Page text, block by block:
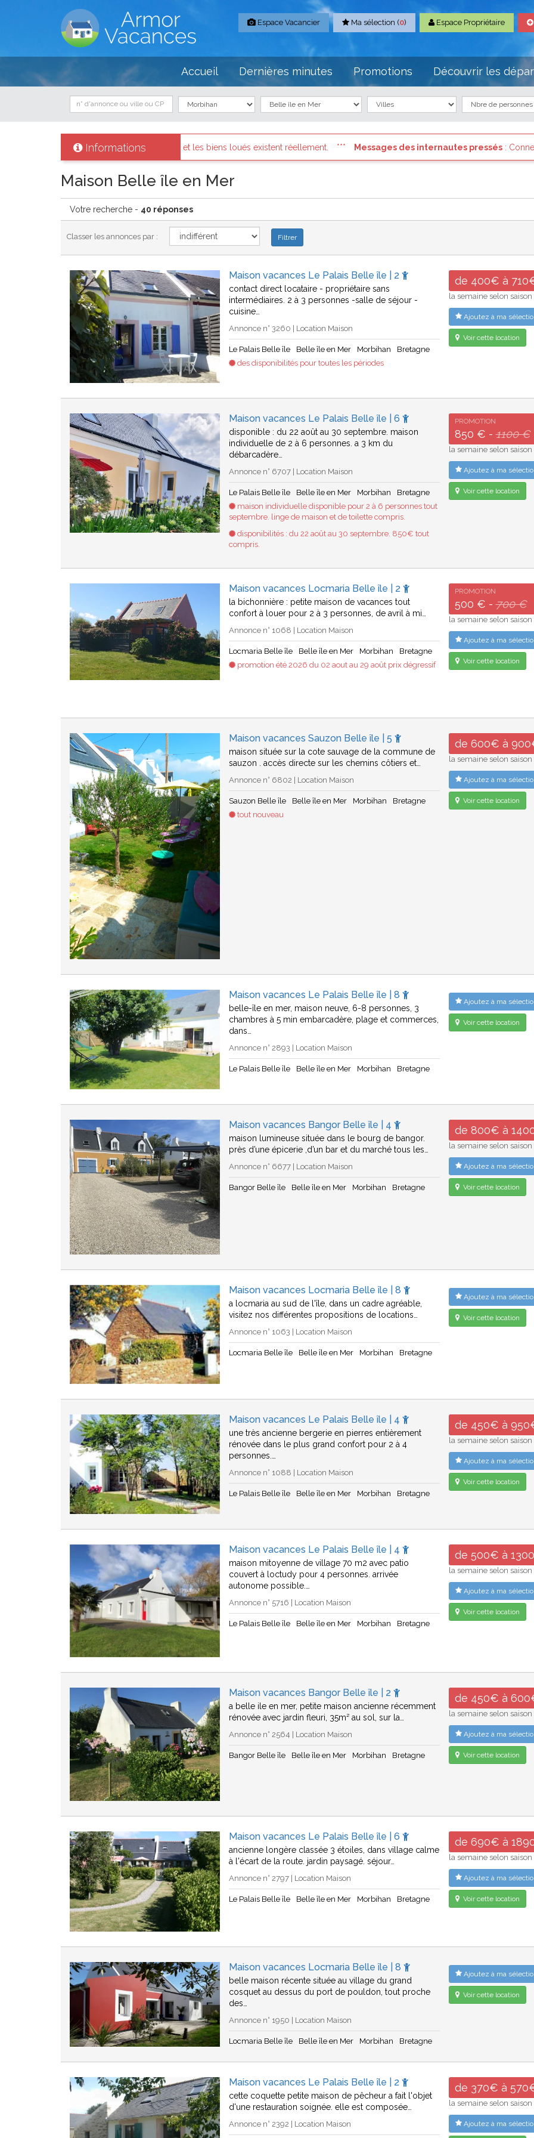
Espace Vacancier Ma sélection (0) Espace Propriétaire
Accueil Dernières minutes Promotions Découvrir les
Informations
identifiés et les biens loués existent réellement. Messages des internautes pressés: Connectez vous à votre compte et
Maison Belle île en Mer
Votre recherche - 40 réponses
Classer les annonces par :
Maison vacances Le Palais Belle île | 2
contact direct locataire - propriétaire sans
intermédiaires. 2 à 3 personnes -salle de séjour -
cuisine…
Annonce n° 3260 | Location Maison
Le Palais Belle île Belle île en Mer Morbihan
Bretagne
des disponibilités pour toutes les périodes
de 400€ à
la semaine selon saison
Ajoutez à ma
Voir cette location
Maison vacances Le Palais Belle île | 6
disponible : du 22 août au 30 septembre. maison
individuelle de 2 à 6 personnes. a 3 km du
débarcadère…
Annonce n° 6707 | Location Maison
Le Palais Belle île Belle île en Mer Morbihan
Bretagne
maison individuelle disponible pour 2 à 6 personnes tout
septembre. linge de maison et de toilette compris.
disponibilités : du 22 août au 30 septembre. 850€ tout
compris.
PROMOTION
850 € -1100 €
la semaine selon saison
Ajoutez à ma
Voir cette location
Maison vacances Locmaria Belle île | 2
la bichonnière : petite maison de vacances tout
confort à louer pour 2 à 3 personnes, de avril à mi…
Annonce n° 1068 | Location Maison
Locmaria Belle île Belle île en Mer Morbihan
Bretagne
promotion été 2026 du 02 aout au 29 août prix dégressif
PROMOTION
500 € -700 €
la semaine selon saison
Ajoutez à ma
Voir cette location
Maison vacances Sauzon Belle île | 5
maison située sur la cote sauvage de la commune de
sauzon . accès directe sur les chemins côtiers et…
Annonce n° 6802 | Location Maison
Sauzon Belle île Belle île en Mer Morbihan
Bretagne
tout nouveau
de 600€ à
la semaine selon saison
Ajoutez à ma
Voir cette location
Maison vacances Le Palais Belle île | 8
belle-île en mer, maison neuve, 6-8 personnes, 3
chambres à 5 min embarcadère, plage et commerces,
dans…
Annonce n° 2893 | Location Maison
Le Palais Belle île Belle île en Mer Morbihan Bretagne
Ajoutez à ma
Voir cette location
Maison vacances Bangor Belle île | 4
maison lumineuse située dans le bourg de bangor.
près d’une épicerie ,d’un bar et du marché tous les…
Annonce n° 6677 | Location Maison
Bangor Belle île Belle île en Mer Morbihan Bretagne
de 800€ à
la semaine selon saison
Ajoutez à ma
Voir cette location
Maison vacances Locmaria Belle île | 8
a locmaria au sud de l'île, dans un cadre agréable,
visitez nos différentes propositions de locations…
Annonce n° 1063 | Location Maison
Locmaria Belle île Belle île en Mer Morbihan Bretagne
Ajoutez à ma
Voir cette location
Maison vacances Le Palais Belle île | 4
une très ancienne bergerie en pierres entièrement
rénovée dans le plus grand confort pour 2 à 4
personnes.…
Annonce n° 1088 | Location Maison
Le Palais Belle île Belle île en Mer Morbihan Bretagne
de 450€ à
la semaine selon saison
Ajoutez à ma
Voir cette location
Maison vacances Le Palais Belle île | 4
maison mitoyenne de village 70 m2 avec patio
couvert à loctudy pour 4 personnes. arrivée
autonome possible.…
Annonce n° 5716 | Location Maison
Le Palais Belle île Belle île en Mer Morbihan Bretagne
de 500€ à
la semaine selon saison
Ajoutez à ma
Voir cette location
Maison vacances Bangor Belle île | 2
a belle ile en mer, petite maison ancienne récemment
rénovée avec jardin fleuri, 35m² au sol, sur la…
Annonce n° 2564 | Location Maison
Bangor Belle île Belle île en Mer Morbihan Bretagne
de 450€ à
la semaine selon saison
Ajoutez à ma
Voir cette location
Maison vacances Le Palais Belle île | 6
ancienne longère classée 3 étoiles, dans village calme
à l'écart de la route. jardin paysagé. séjour…
Annonce n° 2797 | Location Maison
Le Palais Belle île Belle île en Mer Morbihan Bretagne
de 690€ à
la semaine selon saison
Ajoutez à ma
Voir cette location
Maison vacances Locmaria Belle île | 8
belle maison récente située au village du grand
cosquet au dessus du port de pouldon, tout proche
des…
Annonce n° 1950 | Location Maison
Locmaria Belle île Belle île en Mer Morbihan Bretagne
Ajoutez à ma
Voir cette location
Maison vacances Le Palais Belle île | 2
cette coquette petite maison de pêcheur a fait l'objet
d'une restauration soignée. elle est composée…
Annonce n° 2392 | Location Maison
de 370€ à
la semaine selon saison
Ajoutez à ma